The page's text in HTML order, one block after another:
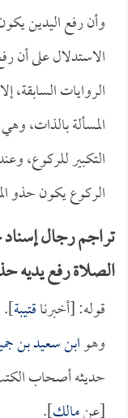
وأن رفع اليدين
الاستدلال على أن
الروايات السابقة،
المسألة بالذات،
التكبير للركوع،
الركوع يكون حذو
تراجم رجال
الصلاة رفع يديه
قوله: [أخبرناقتيبة].
وهوابن سعيد بن
حديثه أصحاب